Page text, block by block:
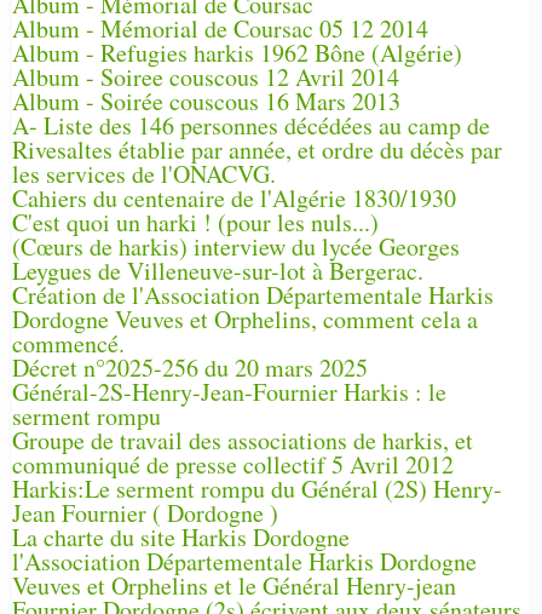
Album - Mémorial de Coursac 05 12 2014
Album - Refugies harkis 1962 Bône (Algérie)
Album - Soiree couscous 12 Avril 2014
Album - Soirée couscous 16 Mars 2013
A- Liste des 146 personnes décédées au camp de
Rivesaltes établie par année, et ordre du décès par
les services de l'ONACVG.
Cahiers du centenaire de l'Algérie 1830/1930
C'est quoi un harki ! (pour les nuls...)
(Cœurs de harkis) interview du lycée Georges
Leygues de Villeneuve-sur-lot à Bergerac.
Création de l'Association Départementale Harkis
Dordogne Veuves et Orphelins, comment cela a
commencé.
Décret n°2025-256 du 20 mars 2025
Général-2S-Henry-Jean-Fournier Harkis : le
serment rompu
Groupe de travail des associations de harkis, et
communiqué de presse collectif 5 Avril 2012
Harkis:Le serment rompu du Général (2S) Henry-
Jean Fournier ( Dordogne )
La charte du site Harkis Dordogne
l'Association Départementale Harkis Dordogne
Veuves et Orphelins et le Général Henry-jean